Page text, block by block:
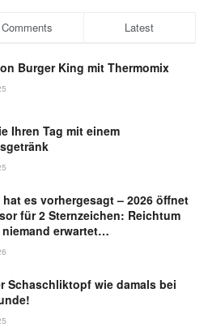
Comments Latest
Burger King mit Thermomix
Ihren Tag mit einem
hat es vorhergesagt – 2026 öffnet
für 2 Sternzeichen: Reichtum
erwartet…
Schaschliktopf wie damals bei